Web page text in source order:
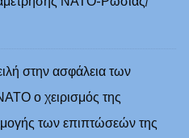
στην ασφάλεια των
ο χειρισμός της
των επιπτώσεών της